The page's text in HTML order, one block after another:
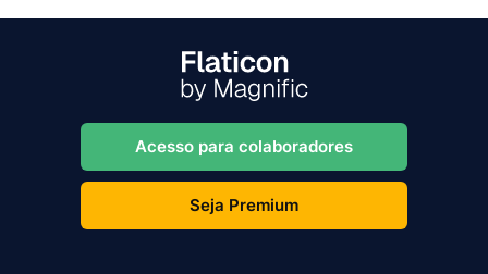
Acesso para colaboradores
Seja Premium